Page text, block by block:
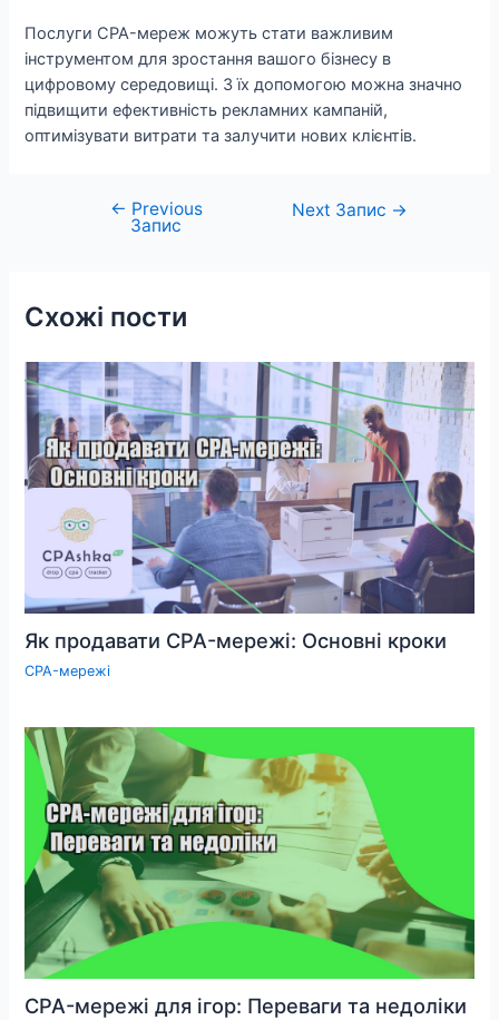
Послуги CPA-мереж можуть стати важливим
інструментом для зростання вашого бізнесу в
цифровому середовищі. З їх допомогою можна значно
підвищити ефективність рекламних кампаній,
оптимізувати витрати та залучити нових клієнтів.
Навігація
← Previous
Запис
Next Запис →
Схожі пости
Як продавати CPA-мережі: Основні кроки
CPA-мережі
CPA-мережі для ігор: Переваги та недоліки